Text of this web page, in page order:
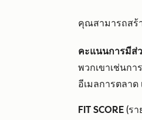
คุณสามารถสร้
คะแนนการมีส่
พวกเขาเช่นก
อีเมลการตลาด
FIT SCORE (ร